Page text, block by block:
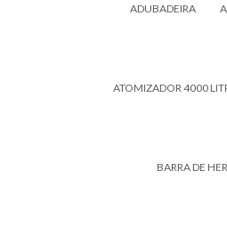
ADUBADEIRA
ATOMIZADOR 4000
BARRA DE